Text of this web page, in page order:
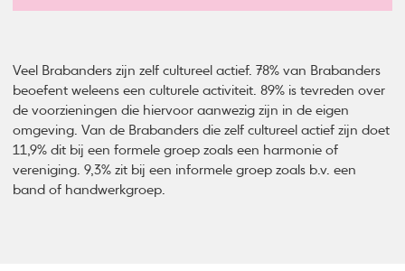
Veel Brabanders zijn zelf cultureel actief. 78% van Brabanders
beoefent weleens een culturele activiteit. 89% is tevreden over
de voorzieningen die hiervoor aanwezig zijn in de eigen
omgeving. Van de Brabanders die zelf cultureel actief zijn doet
11,9% dit bij een formele groep zoals een harmonie of
vereniging. 9,3% zit bij een informele groep zoals b.v. een
band of handwerkgroep.